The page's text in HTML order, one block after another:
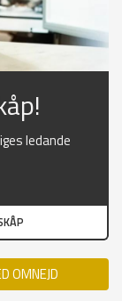
ledande
OMNEJD